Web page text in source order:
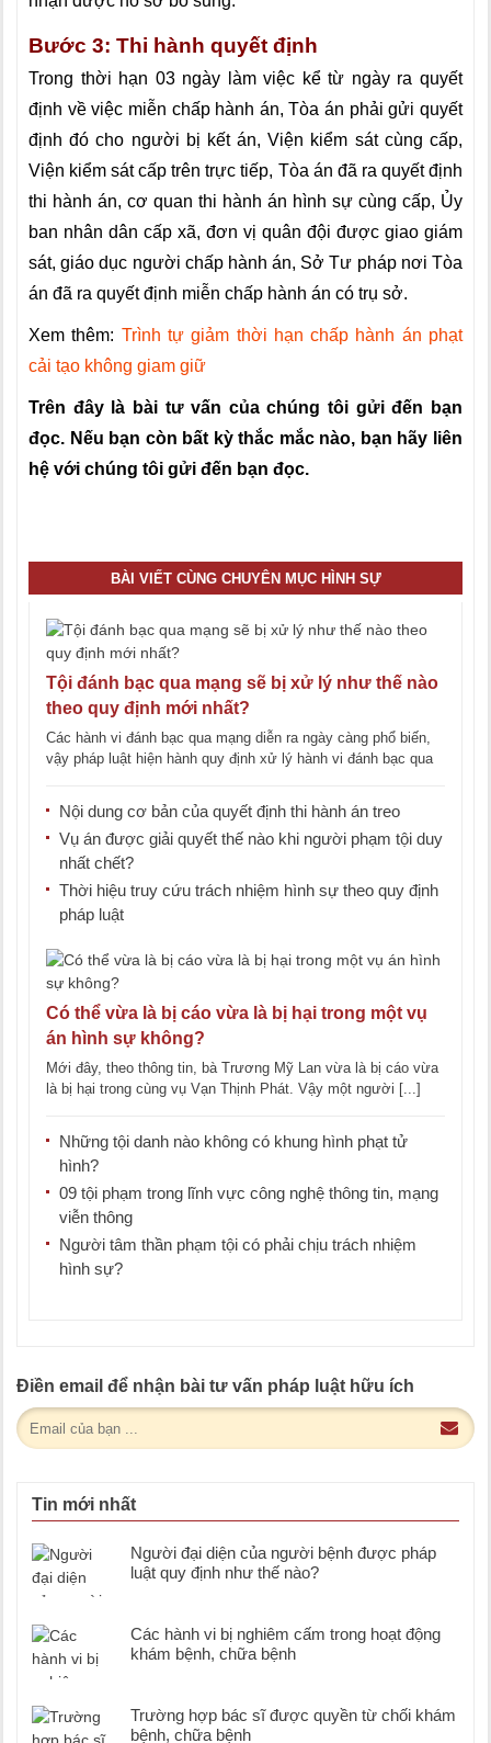
Bước 3: Thi hành quyết định
Trong thời hạn 03 ngày làm việc kể từ ngày ra quyết
định về việc miễn chấp hành án, Tòa án phải gửi quyết
định đó cho người bị kết án, Viện kiểm sát cùng cấp,
Viện kiểm sát cấp trên trực tiếp, Tòa án đã ra quyết định
thi hành án, cơ quan thi hành án hình sự cùng cấp, Ủy
ban nhân dân cấp xã, đơn vị quân đội được giao giám
sát, giáo dục người chấp hành án, Sở Tư pháp nơi Tòa
án đã ra quyết định miễn chấp hành án có trụ sở.
Xem thêm: Trình tự giảm thời hạn chấp hành án phạt
cải tạo không giam giữ
Trên đây là bài tư vấn của chúng tôi gửi đến bạn
đọc. Nếu bạn còn bất kỳ thắc mắc nào, bạn hãy liên
hệ với chúng tôi gửi đến bạn đọc.
BÀI VIẾT CÙNG CHUYÊN MỤC HÌNH SỰ
Tội đánh bạc qua mạng sẽ bị xử lý như thế nào
theo quy định mới nhất?
Các hành vi đánh bạc qua mạng diễn ra ngày càng phổ biến,
vậy pháp luật hiện hành quy định xử lý hành vi đánh bạc qua
Nội dung cơ bản của quyết định thi hành án treo
Vụ án được giải quyết thế nào khi người phạm tội duy
nhất chết?
Thời hiệu truy cứu trách nhiệm hình sự theo quy định
pháp luật
Có thể vừa là bị cáo vừa là bị hại trong một vụ
án hình sự không?
Mới đây, theo thông tin, bà Trương Mỹ Lan vừa là bị cáo vừa
là bị hại trong cùng vụ Vạn Thịnh Phát. Vậy một người [...]
Những tội danh nào không có khung hình phạt tử
hình?
09 tội phạm trong lĩnh vực công nghệ thông tin, mạng
viễn thông
Người tâm thần phạm tội có phải chịu trách nhiệm
hình sự?
Điền email để nhận bài tư vấn pháp luật hữu ích
Tin mới nhất
Người đại diện của người bệnh được pháp
luật quy định như thế nào?
Các hành vi bị nghiêm cấm trong hoạt động
khám bệnh, chữa bệnh
Trường hợp bác sĩ được quyền từ chối khám
bệnh, chữa bệnh